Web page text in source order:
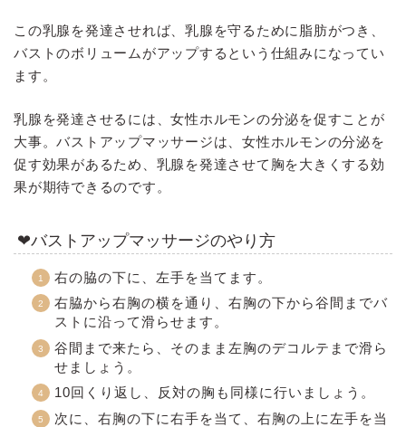
この乳腺を発達させれば、乳腺を守るために脂肪がつき、
バストのボリュームがアップするという仕組みになってい
ます。
乳腺を発達させるには、女性ホルモンの分泌を促すことが
大事。バストアップマッサージは、女性ホルモンの分泌を
促す効果があるため、乳腺を発達させて胸を大きくする効
果が期待できるのです。
❤バストアップマッサージのやり方
右の脇の下に、左手を当てます。
右脇から右胸の横を通り、右胸の下から谷間までバ
ストに沿って滑らせます。
谷間まで来たら、そのまま左胸のデコルテまで滑ら
せましょう。
10回くり返し、反対の胸も同様に行いましょう。
次に、右胸の下に右手を当て、右胸の上に左手を当